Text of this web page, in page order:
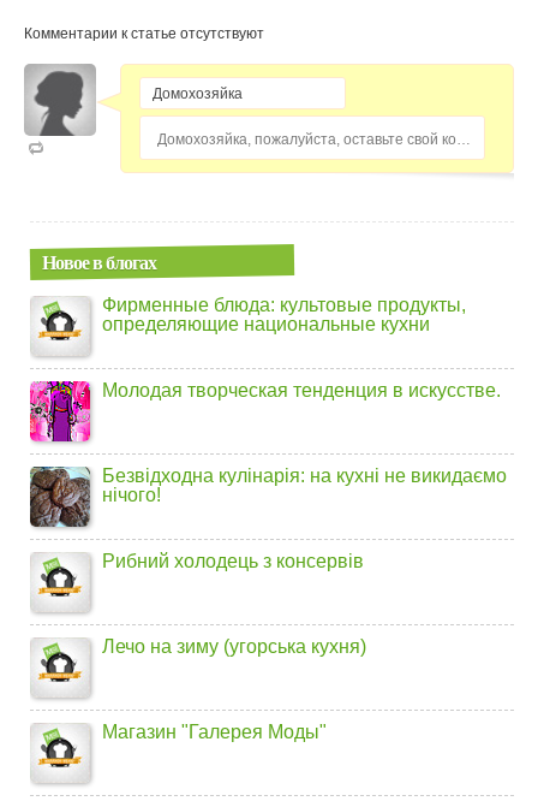
Комментарии к статье отсутствуют
Домохозяйка, пожалуйста, оставьте свой комментарий...
Новое в блогах
Фирменные блюда: культовые продукты,
определяющие национальные кухни
Молодая творческая тенденция в искусстве.
Безвідходна кулінарія: на кухні не викидаємо
нічого!
Рибний холодець з консервів
Лечо на зиму (угорська кухня)
Магазин "Галерея Моды"